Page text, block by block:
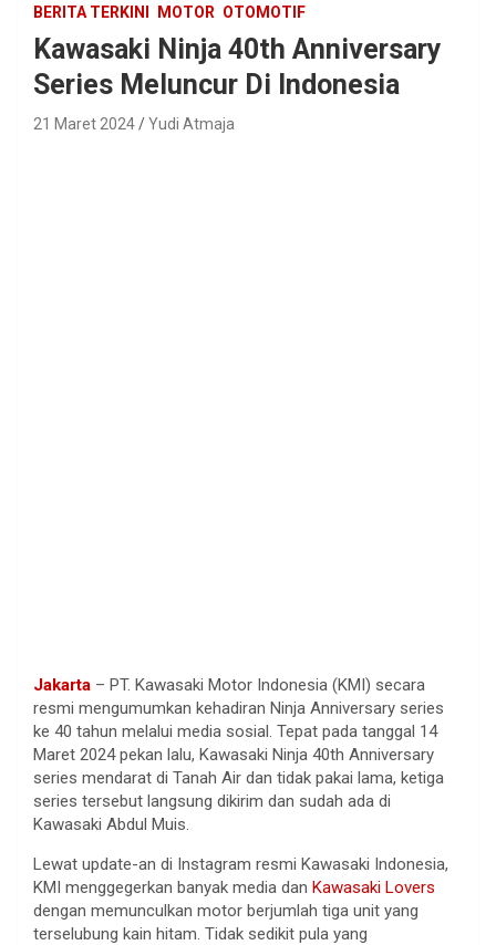
BERITA TERKINI MOTOR OTOMOTIF
Kawasaki Ninja 40th Anniversary
Series Meluncur Di Indonesia
21 Maret 2024 Yudi Atmaja
Jakarta – PT. Kawasaki Motor Indonesia (KMI) secara
resmi mengumumkan kehadiran Ninja Anniversary series
ke 40 tahun melalui media sosial. Tepat pada tanggal 14
Maret 2024 pekan lalu, Kawasaki Ninja 40th Anniversary
series mendarat di Tanah Air dan tidak pakai lama, ketiga
series tersebut langsung dikirim dan sudah ada di
Kawasaki Abdul Muis.
Lewat update-an di Instagram resmi Kawasaki Indonesia,
KMI menggegerkan banyak media dan Kawasaki Lovers
dengan memunculkan motor berjumlah tiga unit yang
terselubung kain hitam. Tidak sedikit pula yang